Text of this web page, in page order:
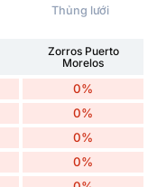
Thủng lưới
Zorros Puerto
Morelos
0%
0%
0%
0%